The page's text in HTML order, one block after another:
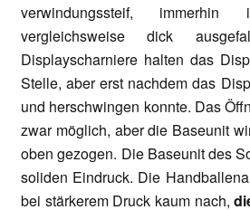
verwindungssteif,
vergleichsweise dick
Displayscharniere halten das
Stelle, aber erst nachdem das
und herschwingen konnte. Das
zwar möglich, aber die Baseunit
oben gezogen. Die Baseunit des
soliden Eindruck. Die
bei stärkerem Druck kaum nach,